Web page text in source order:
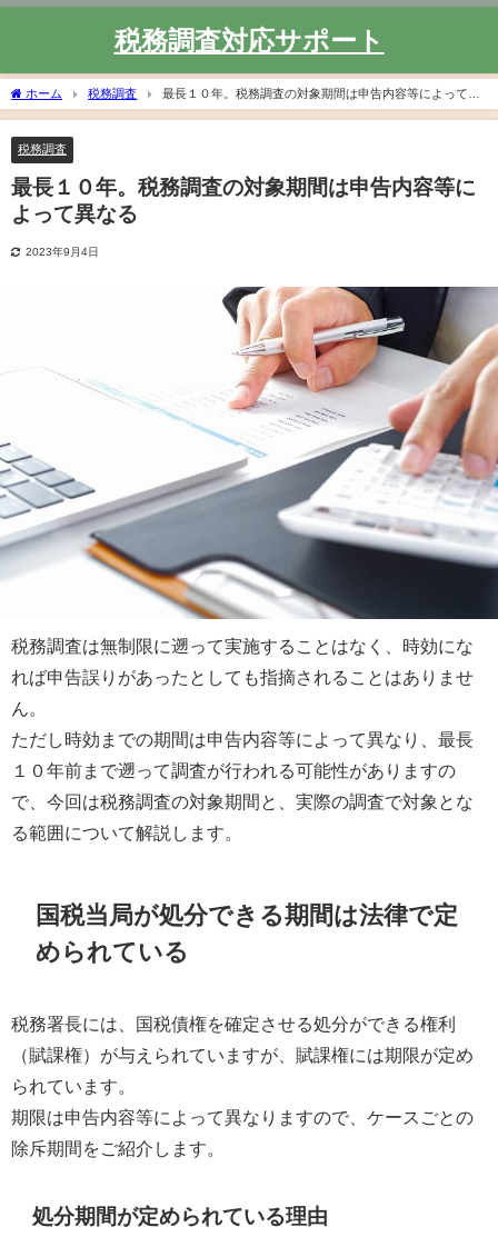
税務調査対応サポート
ホーム 税務調査
最長１０年。税務調査の対象期間は申告内容等によって異
なる
税務調査
最長１０年。税務調査の対象期間は申告内容等に
よって異なる
2023年9月4日
税務調査は無制限に遡って実施することはなく、時効にな
れば申告誤りがあったとしても指摘されることはありませ
ん。
ただし時効までの期間は申告内容等によって異なり、最長
１０年前まで遡って調査が行われる可能性がありますの
で、今回は税務調査の対象期間と、実際の調査で対象とな
る範囲について解説します。
国税当局が処分できる期間は法律で定
められている
税務署長には、国税債権を確定させる処分ができる権利
（賦課権）が与えられていますが、賦課権には期限が定め
られています。
期限は申告内容等によって異なりますので、ケースごとの
除斥期間をご紹介します。
処分期間が定められている理由